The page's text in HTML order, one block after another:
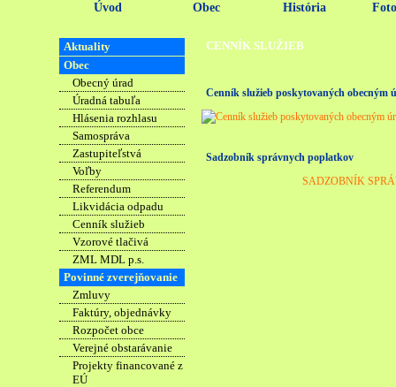
Úvod Obec História
Aktuality
Obec
Obecný úrad
Úradná tabuľa
Hlásenia rozhlasu
Samospráva
Zastupiteľstvá
Voľby
Referendum
Likvidácia odpadu
Cenník služieb
Vzorové tlačivá
ZML MDL p.s.
Povinné zverejňovanie
Zmluvy
Faktúry, objednávky
Rozpočet obce
Verejné obstarávanie
Projekty financované z
EÚ
CENNÍK SLUŽIEB
Cenník služieb poskytovaných obecným
Sadzobník správnych poplatkov
SADZOBNÍK